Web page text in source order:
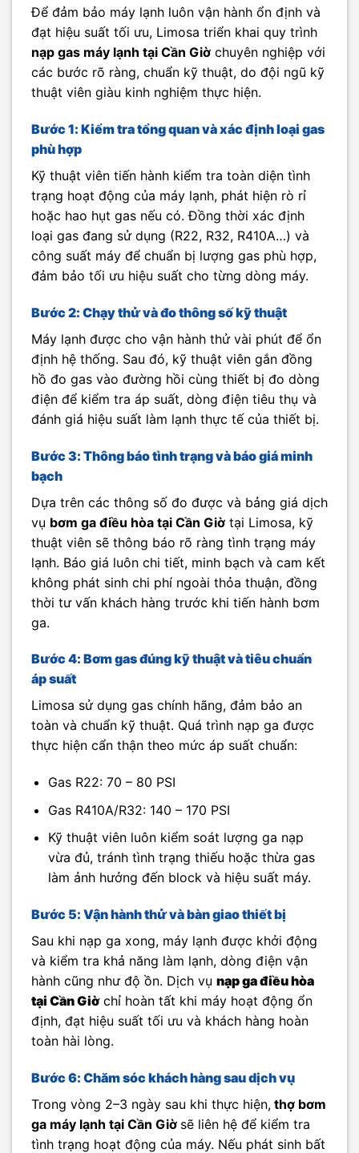
Để đảm bảo máy lạnh luôn vận hành ổn định và
đạt hiệu suất tối ưu, Limosa triển khai quy trình
nạp gas máy lạnh tại Cần Giờ chuyên nghiệp với
các bước rõ ràng, chuẩn kỹ thuật, do đội ngũ kỹ
thuật viên giàu kinh nghiệm thực hiện.
Bước 1: Kiểm tra tổng quan và xác định loại gas
phù hợp
Kỹ thuật viên tiến hành kiểm tra toàn diện tình
trạng hoạt động của máy lạnh, phát hiện rò rỉ
hoặc hao hụt gas nếu có. Đồng thời xác định
loại gas đang sử dụng (R22, R32, R410A…) và
công suất máy để chuẩn bị lượng gas phù hợp,
đảm bảo tối ưu hiệu suất cho từng dòng máy.
Bước 2: Chạy thử và đo thông số kỹ thuật
Máy lạnh được cho vận hành thử vài phút để ổn
định hệ thống. Sau đó, kỹ thuật viên gắn đồng
hồ đo gas vào đường hồi cùng thiết bị đo dòng
điện để kiểm tra áp suất, dòng điện tiêu thụ và
đánh giá hiệu suất làm lạnh thực tế của thiết bị.
Bước 3: Thông báo tình trạng và báo giá minh
bạch
Dựa trên các thông số đo được và bảng giá dịch
vụ bơm ga điều hòa tại Cần Giờ tại Limosa, kỹ
thuật viên sẽ thông báo rõ ràng tình trạng máy
lạnh. Báo giá luôn chi tiết, minh bạch và cam kết
không phát sinh chi phí ngoài thỏa thuận, đồng
thời tư vấn khách hàng trước khi tiến hành bơm
ga.
Bước 4: Bơm gas đúng kỹ thuật và tiêu chuẩn
áp suất
Limosa sử dụng gas chính hãng, đảm bảo an
toàn và chuẩn kỹ thuật. Quá trình nạp ga được
thực hiện cẩn thận theo mức áp suất chuẩn:
Gas R22: 70 – 80 PSI
Gas R410A/R32: 140 – 170 PSI
Kỹ thuật viên luôn kiểm soát lượng ga nạp
vừa đủ, tránh tình trạng thiếu hoặc thừa gas
làm ảnh hưởng đến block và hiệu suất máy.
Bước 5: Vận hành thử và bàn giao thiết bị
Sau khi nạp ga xong, máy lạnh được khởi động
và kiểm tra khả năng làm lạnh, dòng điện vận
hành cũng như độ ồn. Dịch vụ nạp ga điều hòa
tại Cần Giờchỉ hoàn tất khi máy hoạt động ổn
định, đạt hiệu suất tối ưu và khách hàng hoàn
toàn hài lòng.
Bước 6: Chăm sóc khách hàng sau dịch vụ
Trong vòng 2–3 ngày sau khi thực hiện, thợ bơm
ga máy lạnh tại Cần Giờ sẽ liên hệ để kiểm tra
tình trạng hoạt động của máy. Nếu phát sinh bất